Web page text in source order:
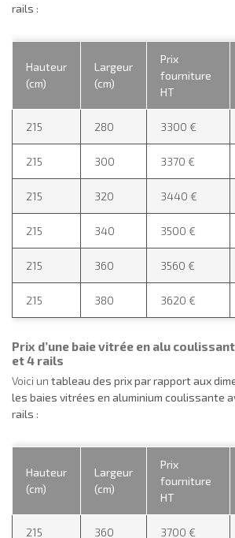
rails :
Hauteur
(cm)
Largeur
(cm)
Prix
fourniture
HT
215 280 3300 €
215 300 3370 €
215 320 3440 €
215 340 3500 €
215 360 3560 €
215 380 3620 €
Prix d’une baie vitrée en alu
et 4 rails
Voici un tableau des prix par rapport aux
les baies vitrées en aluminium coulissante
rails :
Hauteur
(cm)
Largeur
(cm)
Prix
fourniture
HT
215 360 3700 €